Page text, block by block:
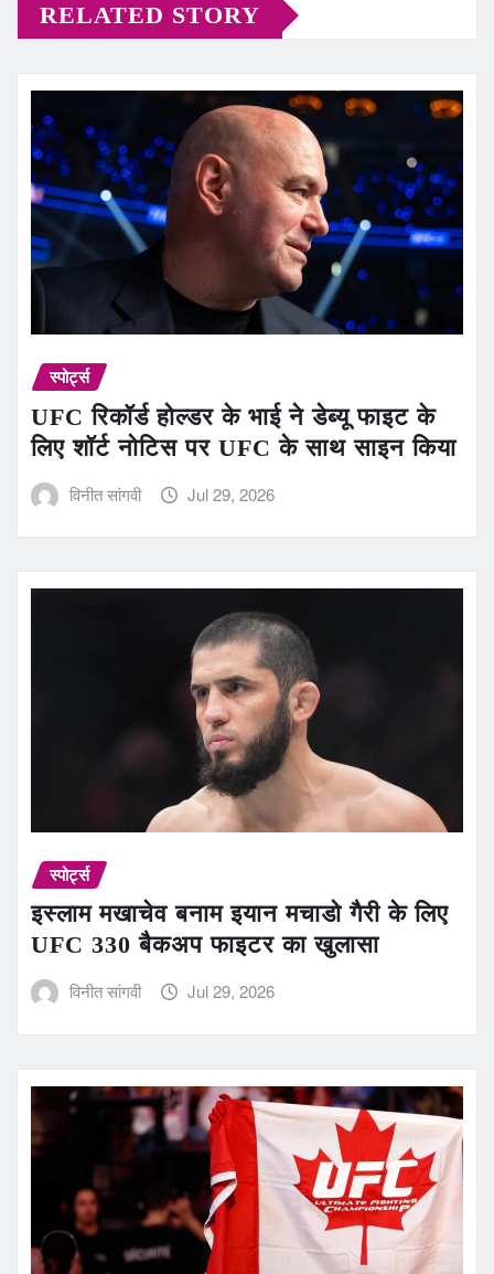
RELATED STORY
स्पोर्ट्स
UFC रिकॉर्ड होल्डर के भाई ने डेब्यू फाइट के
लिए शॉर्ट नोटिस पर UFC के साथ साइन किया
विनीत सांगवी Jul 29, 2026
स्पोर्ट्स
इस्लाम मखाचेव बनाम इयान मचाडो गैरी के लिए
UFC 330 बैकअप फाइटर का खुलासा
विनीत सांगवी Jul 29, 2026